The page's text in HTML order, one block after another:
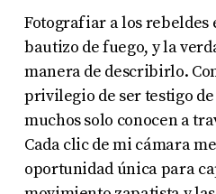
Fotografiar a los rebeldes
bautizo de fuego, y la
manera de describirlo.
privilegio de ser testigo
muchos solo conocen a
Cada clic de mi cámara
oportunidad única para